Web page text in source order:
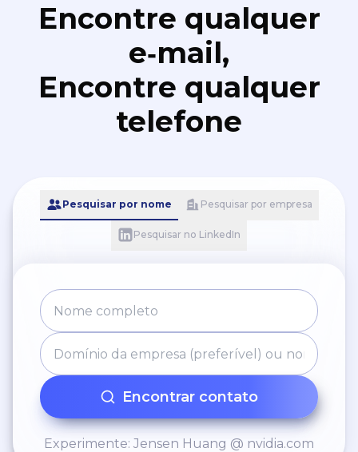
Encontre qualquer
e‑mail,
Encontre qualquer
telefone
Pesquisar por nome Pesquisar por empresa
Pesquisar no LinkedIn
Encontrar contato
Experimente: Jensen Huang @ nvidia.com